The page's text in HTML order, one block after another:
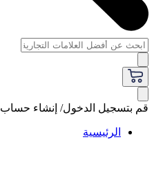
قم بتسجيل الدخول/ إنشاء حساب
الرئيسية